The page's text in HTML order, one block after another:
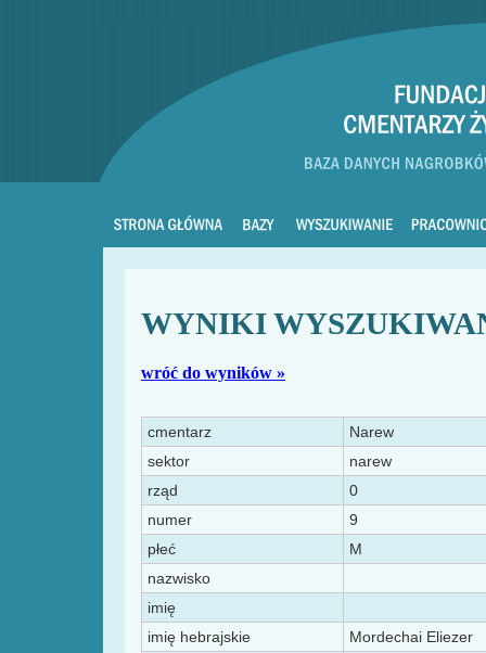
WYNIKI
wróć do wyników »
cmentarz
Narew
sektor
narew
rząd
0
numer
9
płeć
M
nazwisko
imię
imię hebrajskie
Mordechai Eliezer